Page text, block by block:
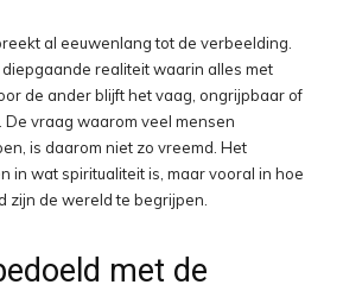
al eeuwenlang tot de verbeelding.
realiteit waarin alles met
de ander blijft het vaag, ongrijpbaar of
vraag waarom veel mensen
is daarom niet zo vreemd. Het
in wat spiritualiteit is, maar vooral in hoe
zijn de wereld te begrijpen.
met de